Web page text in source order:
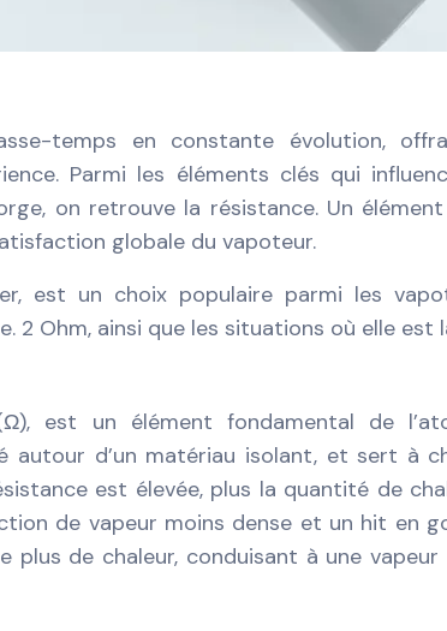
temps en constante évolution,
Parmi les éléments clés qui
on retrouve la résistance. Un
globale du vapoteur.
est un choix populaire parmi les
2 Ohm, ainsi que les situations où elle est
est un élément fondamental de
autour d’un matériau isolant, et sert à
est élevée, plus la quantité de
de vapeur moins dense et un hit en
plus de chaleur, conduisant à une